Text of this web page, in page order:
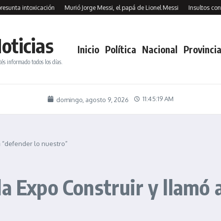
intoxicación Murió Jorge Messi, el papá de Lionel Messi Insultos contra
informado todos los días.
Inicio Política Nacional
domingo, agosto 9, 2026 11:45:20 AM
“defender lo nuestro”
Expo Construir y llamó